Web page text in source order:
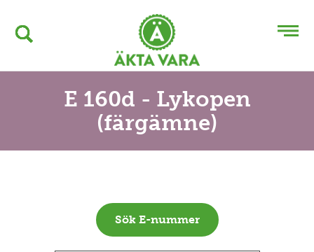
E 160d - Lykopen
(färgämne)
Sök E-nummer